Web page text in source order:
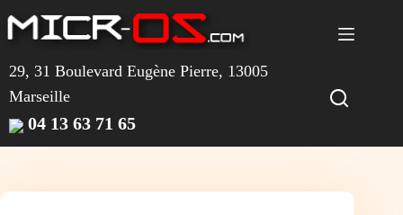
au
contenu
29, 31 Boulevard Eugène Pierre, 13005
Marseille
04 13 63 71 65